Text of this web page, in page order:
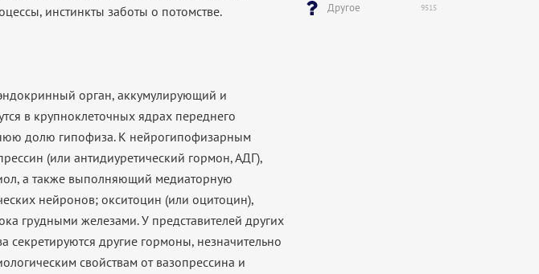
инстинкты заботы о потомстве.
орган, аккумулирующий и
в крупноклеточных ядрах переднего
долю гипофиза. К нейрогипофизарным
(или антидиуретический гормон, АДГ),
а также выполняющий медиаторную
нейронов; окситоцин (или оцитоцин),
грудными железами. У представителей других
другие гормоны, незначительно
свойствам от вазопрессина и
Другое 9515